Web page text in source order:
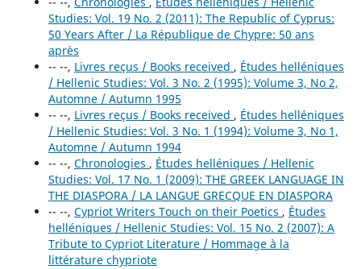
Studies: Vol. 19 No. 2 (2011): The Republic of Cyprus:
50 Years After / La République de Chypre: 50 ans
après
-- --, Livres reçus / Books received , Études helléniques
/ Hellenic Studies: Vol. 3 No. 2 (1995): Volume 3, No 2,
Automne / Autumn 1995
-- --, Livres reçus / Books received , Études helléniques
/ Hellenic Studies: Vol. 3 No. 1 (1994): Volume 3, No 1,
Automne / Autumn 1994
-- --, Chronologies , Études helléniques / Hellenic
Studies: Vol. 17 No. 1 (2009): THE GREEK LANGUAGE IN
THE DIASPORA / LA LANGUE GRECQUE EN DIASPORA
-- --, Cypriot Writers Touch on their Poetics , Études
helléniques / Hellenic Studies: Vol. 15 No. 2 (2007): A
Tribute to Cypriot Literature / Hommage à la
littérature chypriote